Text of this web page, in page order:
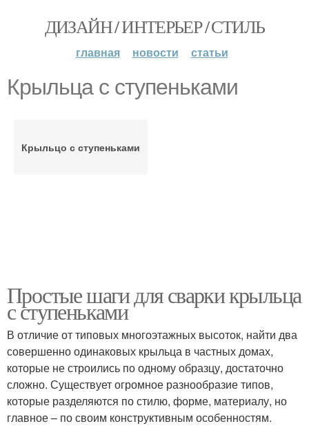
ДИЗАЙН / ИНТЕРЬЕР / СТИЛЬ
главная новости статьи
Крыльца с ступеньками
Крыльцо с ступеньками
Простые шаги для сварки крыльца
с ступеньками
В отличие от типовых многоэтажных высоток, найти два
совершенно одинаковых крыльца в частных домах,
которые не строились по одному образцу, достаточно
сложно. Существует огромное разнообразие типов,
которые разделяются по стилю, форме, материалу, но
главное – по своим конструктивным особенностям.